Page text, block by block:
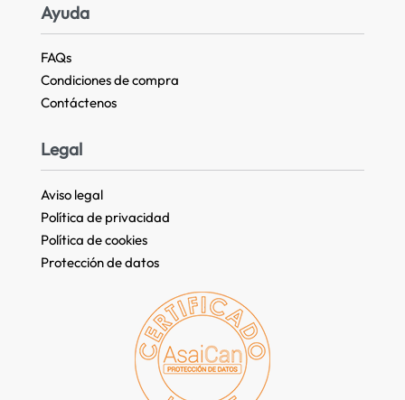
Ayuda
FAQs
Condiciones de compra
Contáctenos
Legal
Aviso legal
Política de privacidad
Política de cookies
Protección de datos